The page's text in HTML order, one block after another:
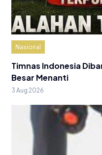
Nasional
Timnas Indonesia
Besar Menanti
3 Aug 2026